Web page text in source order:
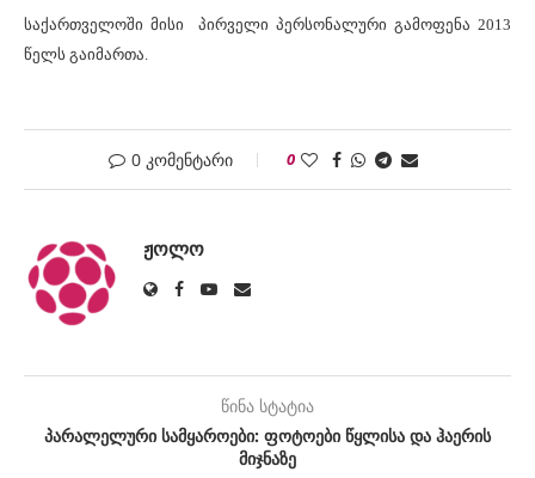
საქართველოში მისი პირველი პერსონალური გამოფენა 2013
წელს გაიმართა.
0 კომენტარი 0
ᲟᲝᲚᲝ
წინა სტატია
პარალელური სამყაროები: ფოტოები წყლისა და ჰაერის
მიჯნაზე